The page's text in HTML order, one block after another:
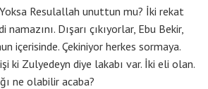
Resulallah unuttun mu? İki rekat
namazını. Dışarı çıkıyorlar, Ebu Bekir,
içerisinde. Çekiniyor herkes sormaya.
ki Zulyedeyn diye lakabı var. İki eli olan.
ne olabilir acaba?